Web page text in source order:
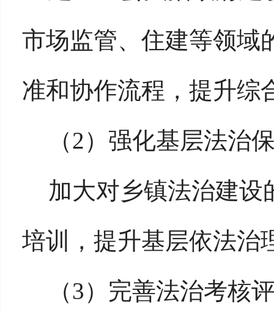
市场监管、住建等领域
准和协作流程，提升综
（2）强化基层法治
加大对乡镇法治建设
培训，提升基层依法治
（3）完善法治考核